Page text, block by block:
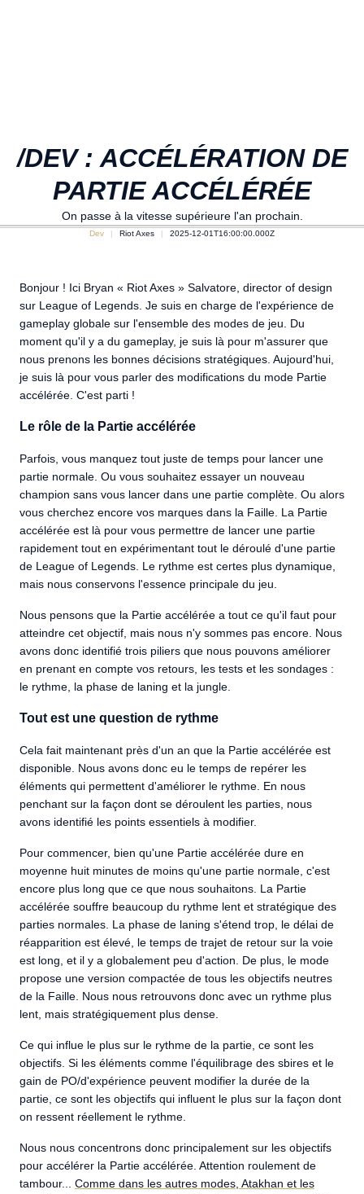
/DEV : ACCÉLÉRATION DE
PARTIE ACCÉLÉRÉE
On passe à la vitesse supérieure l'an prochain.
Dev Riot Axes 2025-12-01T16:00:00.000Z
Bonjour ! Ici Bryan « Riot Axes » Salvatore, director of design
sur League of Legends. Je suis en charge de l'expérience de
gameplay globale sur l'ensemble des modes de jeu. Du
moment qu'il y a du gameplay, je suis là pour m'assurer que
nous prenons les bonnes décisions stratégiques. Aujourd'hui,
je suis là pour vous parler des modifications du mode Partie
accélérée. C'est parti !
Le rôle de la Partie accélérée
Parfois, vous manquez tout juste de temps pour lancer une
partie normale. Ou vous souhaitez essayer un nouveau
champion sans vous lancer dans une partie complète. Ou alors
vous cherchez encore vos marques dans la Faille. La Partie
accélérée est là pour vous permettre de lancer une partie
rapidement tout en expérimentant tout le déroulé d'une partie
de League of Legends. Le rythme est certes plus dynamique,
mais nous conservons l'essence principale du jeu.
Nous pensons que la Partie accélérée a tout ce qu'il faut pour
atteindre cet objectif, mais nous n'y sommes pas encore. Nous
avons donc identifié trois piliers que nous pouvons améliorer
en prenant en compte vos retours, les tests et les sondages :
le rythme, la phase de laning et la jungle.
Tout est une question de rythme
Cela fait maintenant près d'un an que la Partie accélérée est
disponible. Nous avons donc eu le temps de repérer les
éléments qui permettent d'améliorer le rythme. En nous
penchant sur la façon dont se déroulent les parties, nous
avons identifié les points essentiels à modifier.
Pour commencer, bien qu'une Partie accélérée dure en
moyenne huit minutes de moins qu'une partie normale, c'est
encore plus long que ce que nous souhaitons. La Partie
accélérée souffre beaucoup du rythme lent et stratégique des
parties normales. La phase de laning s'étend trop, le délai de
réapparition est élevé, le temps de trajet de retour sur la voie
est long, et il y a globalement peu d'action. De plus, le mode
propose une version compactée de tous les objectifs neutres
de la Faille. Nous nous retrouvons donc avec un rythme plus
lent, mais stratégiquement plus dense.
Ce qui influe le plus sur le rythme de la partie, ce sont les
objectifs. Si les éléments comme l'équilibrage des sbires et le
gain de PO/d'expérience peuvent modifier la durée de la
partie, ce sont les objectifs qui influent le plus sur la façon dont
on ressent réellement le rythme.
Nous nous concentrons donc principalement sur les objectifs
pour accélérer la Partie accélérée. Attention roulement de
tambour... Comme dans les autres modes, Atakhan et les